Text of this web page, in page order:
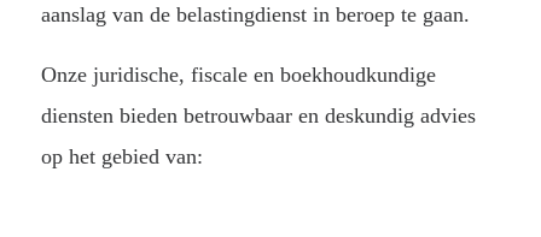
aanslag van de belastingdienst in beroep te gaan.
Onze juridische, fiscale en boekhoudkundige
diensten bieden betrouwbaar en deskundig advies
op het gebied van: